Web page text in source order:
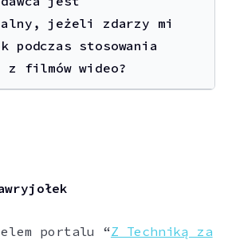
jeżeli zdarzy mi
podczas stosowania
filmów wideo?
portalu “Z Techniką za